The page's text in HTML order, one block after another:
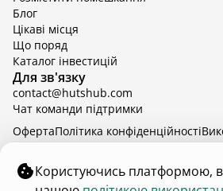
Відпочинок у Львівській області з
Відпочинок з басейном в
Блог
Цікаві місця
Що поряд
Каталог інвестицій
Для зв'язку
contact@hutshub.com
Чат команди підтримки
hutshub | ©2026
ОфертаПолітика конфіденційності
Користуючись платформою,